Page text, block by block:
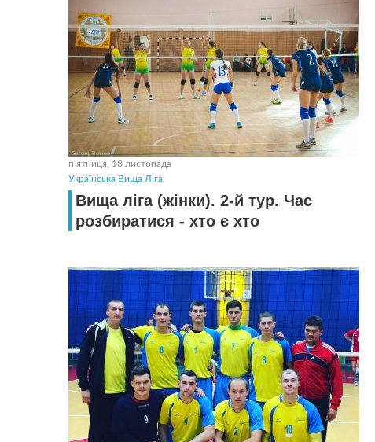
пʼятниця, 18 листопада
Українська Вища Ліга
Вища ліга (жінки). 2-й тур. Час
розбиратися - хто є хто